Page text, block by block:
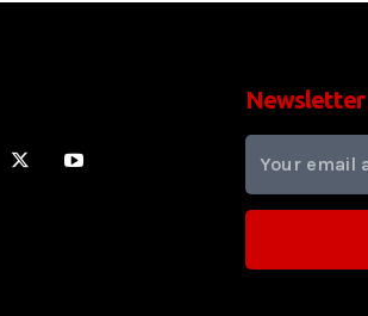
Newsletter